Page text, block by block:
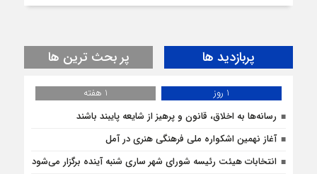
پربازدید ها پر بحث ترین ها
1 روز
1 هفته
رسانه‌ها به اخلاق، قانون و پرهیز از شایعه پایبند باشند
آغاز نهمین اشکواره ملی فرهنگی هنری در آمل
انتخابات هیئت رئیسه شورای شهر ساری شنبه آینده برگزار می‌شود